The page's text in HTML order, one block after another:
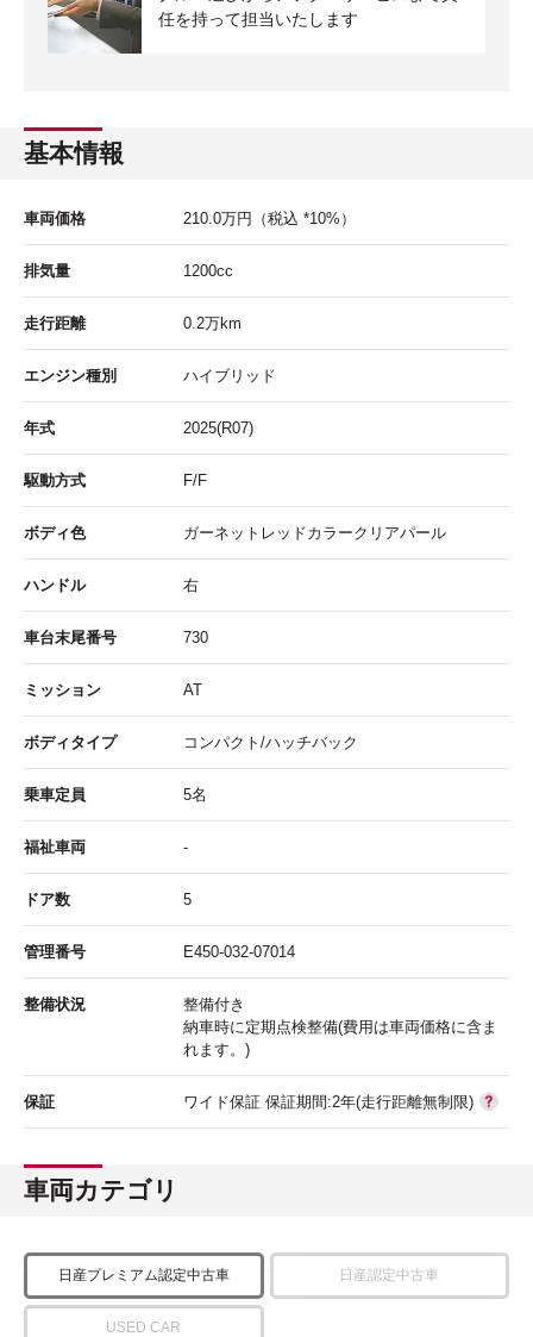
任を持って担当いたします
基本情報
車両価格 210.0万円 （税込 *10%）
排気量 1200cc
走行距離 0.2万km
エンジン種別 ハイブリッド
年式 2025(R07)
駆動方式 F/F
ボディ色 ガーネットレッドカラークリアパール
ハンドル 右
車台末尾番号 730
ミッション AT
ボディタイプ コンパクト/ハッチバック
乗車定員 5名
福祉車両 -
ドア数 5
管理番号 E450-032-07014
整備状況
整備付き
納車時に定期点検整備(費用は車両価格に含ま
れます。)
保証 ワイド保証 保証期間:2年(走行距離無制限)
車両カテゴリ
日産プレミアム認定中古車 日産認定中古車
USED CAR